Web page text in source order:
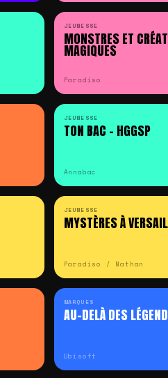
JEUNESSE
MONSTRES ET
MAGIQUES
Paradiso
JEUNESSE
TON BAC – HGGSP
Annabac
JEUNESSE
MYSTÈRES À
Paradiso / Nathan
MARQUES
AU-DELÀ DES
Ubisoft